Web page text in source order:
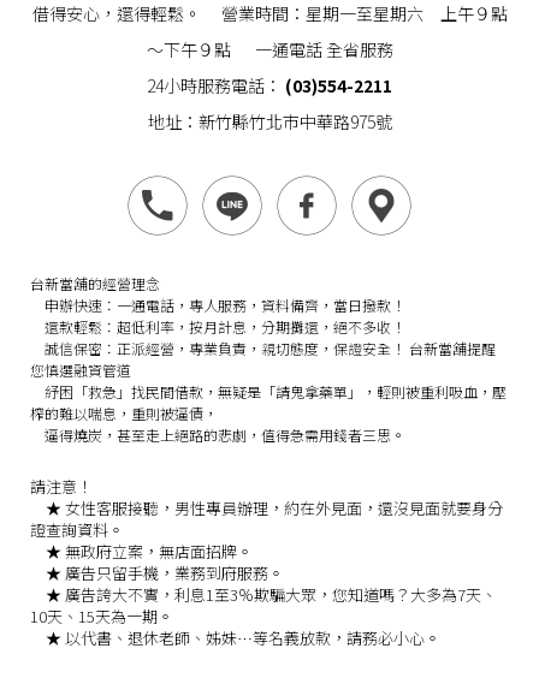
借得安心，還得輕鬆。 營業時間：星期一至星期六 上午９點
～下午９點 一通電話 全省服務
24小時服務電話： (03)554-2211
地址：新竹縣竹北市中華路975號
台新當舖的經營理念
申辦快速： 一通電話，專人服務，資料備齊，當日撥款！
還款輕鬆： 超低利率，按月計息，分期攤還，絕不多收！
誠信保密： 正派經營，專業負責，親切態度，保證安全！ 台新當舖提醒
您慎選融資管道
紓困「救急」找民間借款，無疑是「請鬼拿藥單」，輕則被重利吸血，壓
榨的難以喘息，重則被逼債，
逼得燒炭，甚至走上絕路的悲劇，值得急需用錢者三思。
請注意！
★女性客服接聽，男性專員辦理，約在外見面，還沒見面就要身分
證查詢資料。
★無政府立案，無店面招牌。
★ 廣告只留手機，業務到府服務。
★ 廣告誇大不實，利息1至3％欺騙大眾，您知道嗎？大多為7天、
10天、15天為一期。
★以代書、退休老師、姊妹…等名義放款，請務必小心。